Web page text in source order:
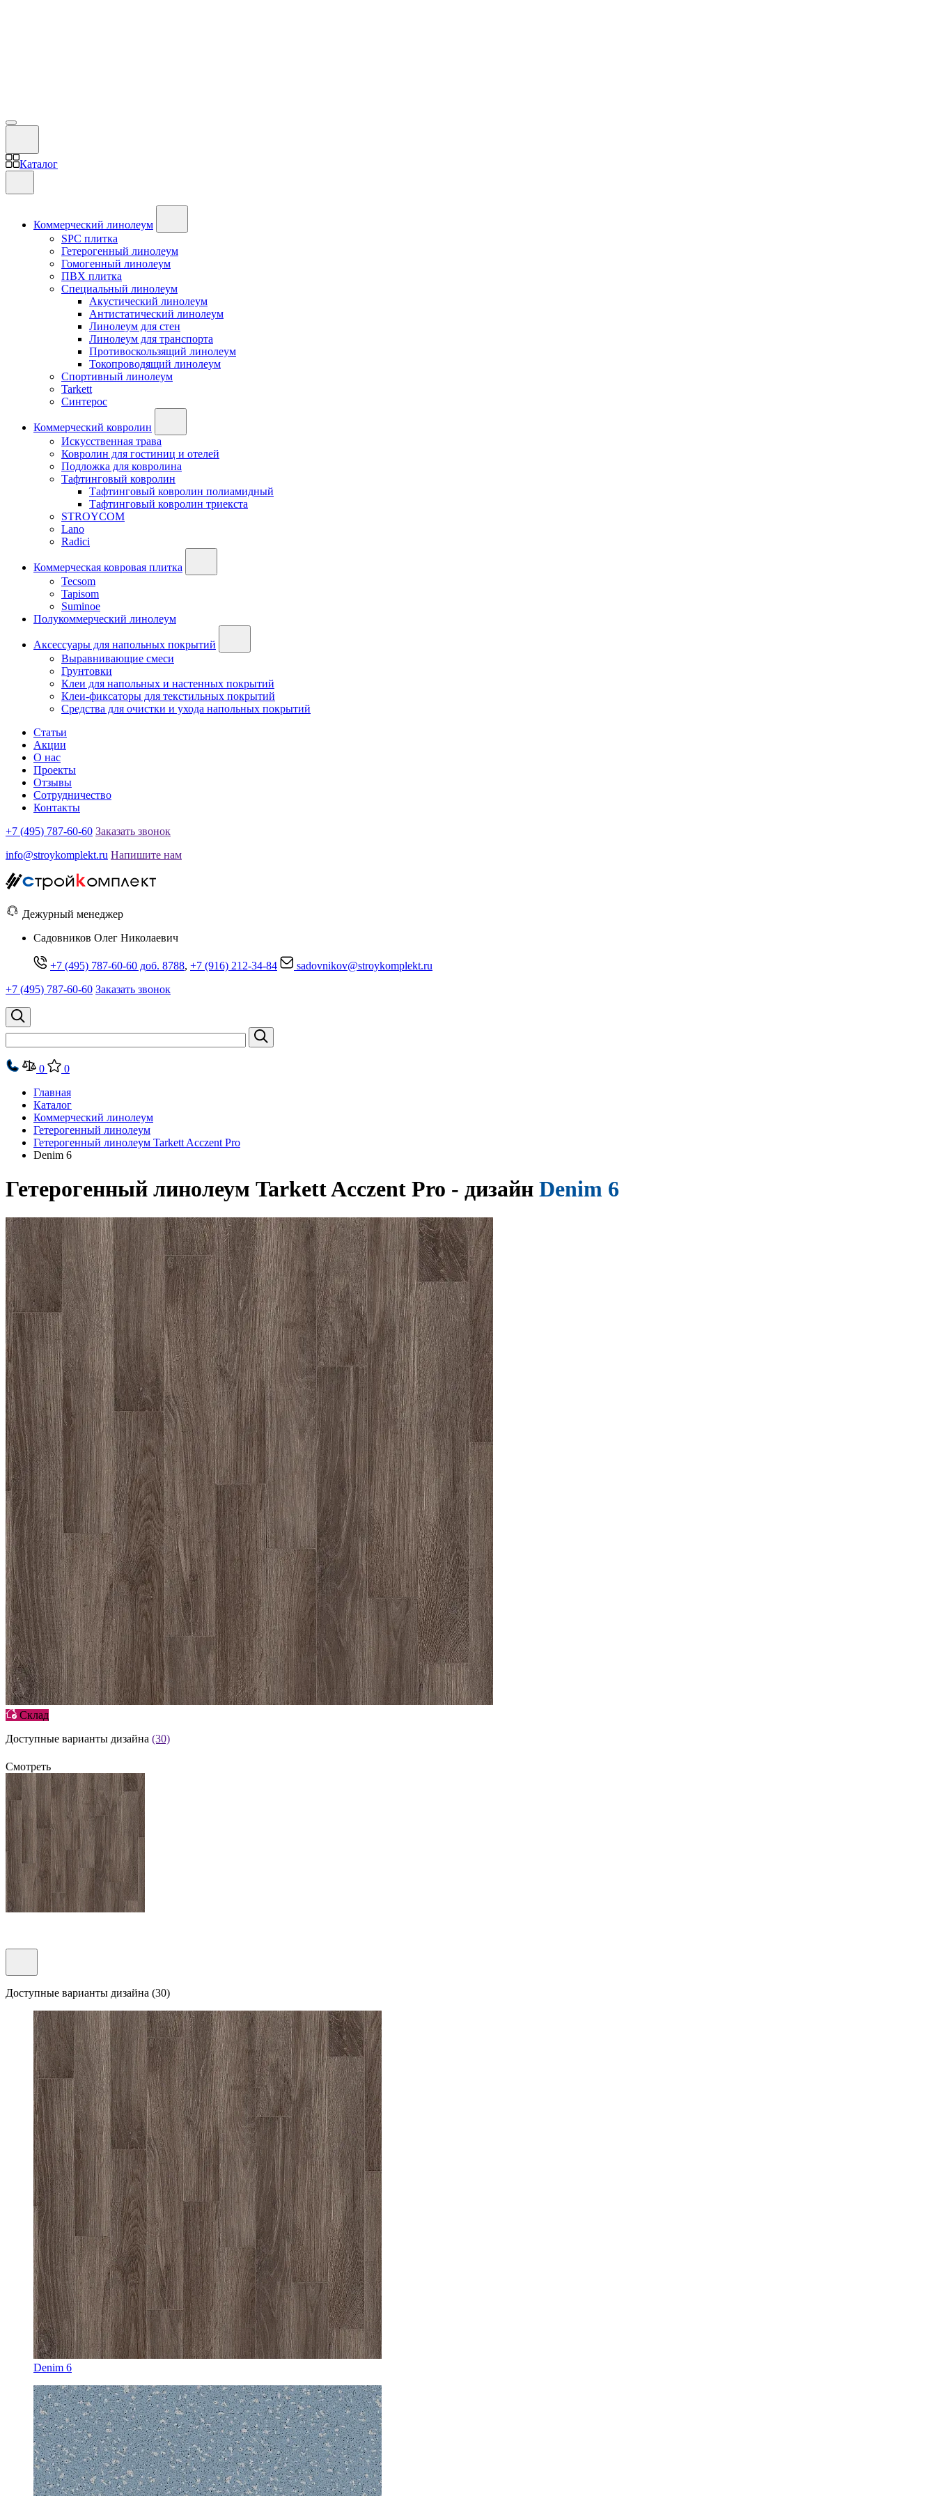
Каталог
Коммерческий линолеум
SPC плитка
Гетерогенный линолеум
Гомогенный линолеум
ПВХ плитка
Специальный линолеум
Акустический линолеум
Антистатический линолеум
Линолеум для стен
Линолеум для транспорта
Противоскользящий линолеум
Токопроводящий линолеум
Спортивный линолеум
Tarkett
Синтерос
Коммерческий ковролин
Искусственная трава
Ковролин для гостиниц и отелей
Подложка для ковролина
Тафтинговый ковролин
Тафтинговый ковролин полиамидный
Тафтинговый ковролин триекста
STROYCOM
Lano
Radici
Коммерческая ковровая плитка
Tecsom
Tapisom
Suminoe
Полукоммерческий линолеум
Аксессуары для напольных покрытий
Выравнивающие смеси
Грунтовки
Клеи для напольных и настенных покрытий
Клеи-фиксаторы для текстильных покрытий
Средства для очистки и ухода напольных покрытий
Статьи
Акции
О нас
Проекты
Отзывы
Сотрудничество
Контакты
+7 (495) 787-60-60 Заказать звонок
info@stroykomplekt.ru Напишите нам
Дежурный менеджер
Cадовников Олег Николаевич
+7 (495) 787-60-60 доб. 8788, +7 (916) 212-34-84
sadovnikov@stroykomplekt.ru
+7 (495) 787-60-60 Заказать звонок
0
0
Главная
Каталог
Коммерческий линолеум
Гетерогенный линолеум
Гетерогенный линолеум Tarkett Acczent Pro
Denim 6
Гетерогенный линолеум Tarkett Acczent Pro - дизайн Denim 6
Склад
Доступные варианты дизайна (30)
Смотреть
Доступные варианты дизайна (30)
Denim 6